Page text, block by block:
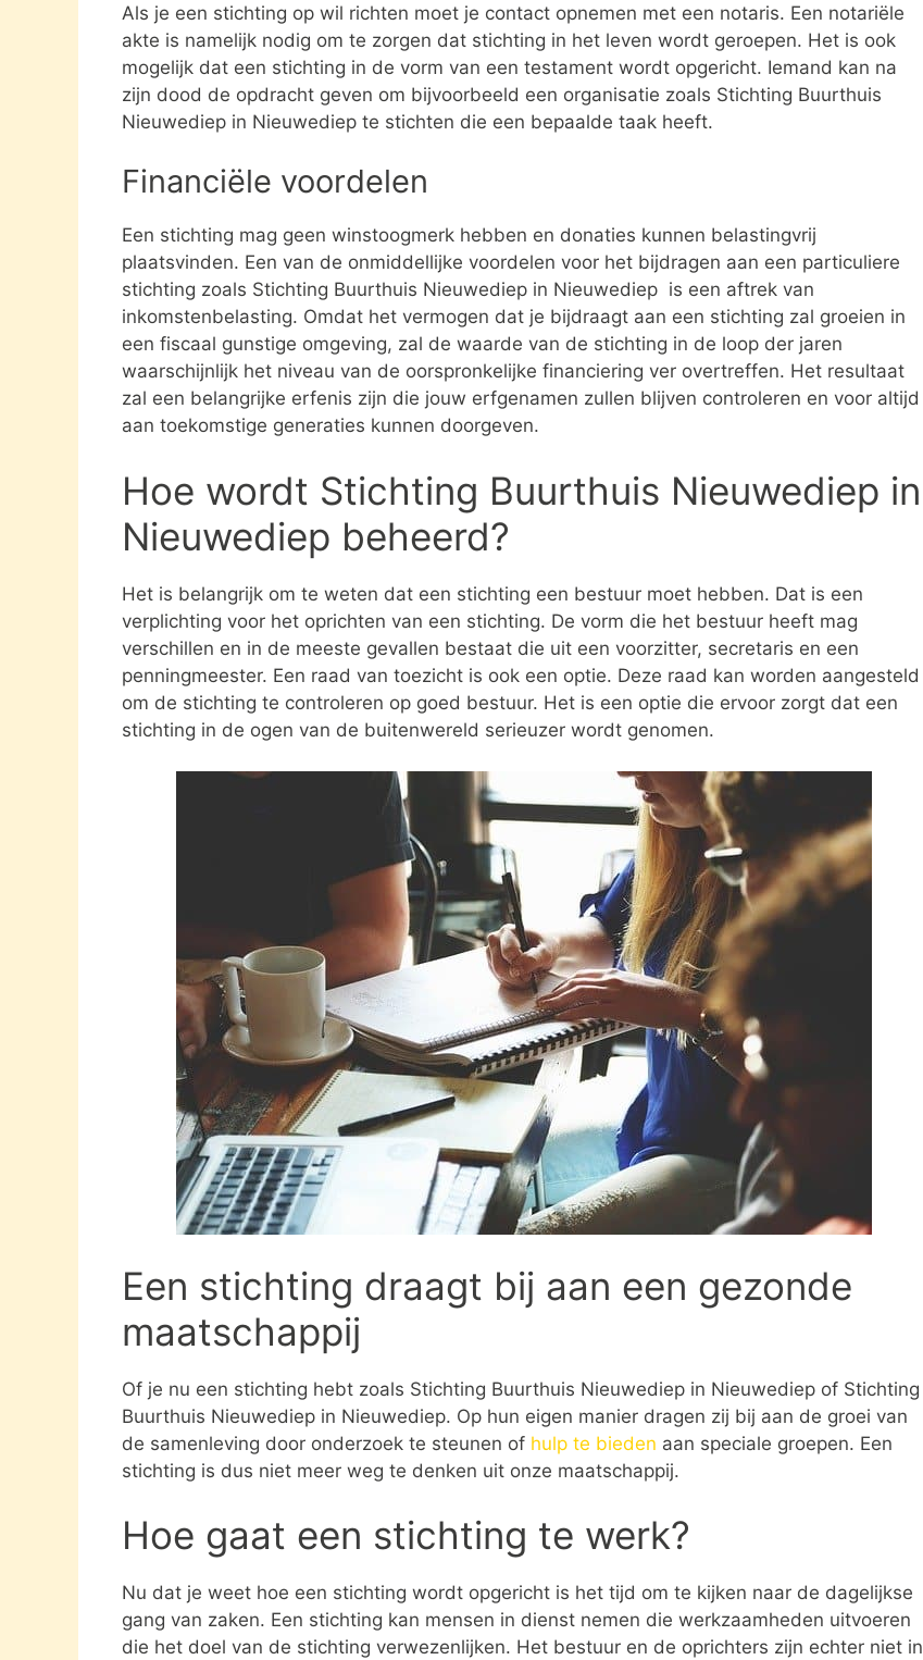
Als je een stichting op wil richten moet je contact opnemen met een notaris. Een notariële
akte is namelijk nodig om te zorgen dat stichting in het leven wordt geroepen. Het is ook
mogelijk dat een stichting in de vorm van een testament wordt opgericht. Iemand kan na
zijn dood de opdracht geven om bijvoorbeeld een organisatie zoals Stichting Buurthuis
Nieuwediep in Nieuwediep te stichten die een bepaalde taak heeft.
Financiële voordelen
Een stichting mag geen winstoogmerk hebben en donaties kunnen belastingvrij
plaatsvinden. Een van de onmiddellijke voordelen voor het bijdragen aan een particuliere
stichting zoals Stichting Buurthuis Nieuwediep in Nieuwediep is een aftrek van
inkomstenbelasting. Omdat het vermogen dat je bijdraagt aan een stichting zal groeien in
een fiscaal gunstige omgeving, zal de waarde van de stichting in de loop der jaren
waarschijnlijk het niveau van de oorspronkelijke financiering ver overtreffen. Het resultaat
zal een belangrijke erfenis zijn die jouw erfgenamen zullen blijven controleren en voor altijd
aan toekomstige generaties kunnen doorgeven.
Hoe wordt Stichting Buurthuis Nieuwediep in
Nieuwediep beheerd?
Het is belangrijk om te weten dat een stichting een bestuur moet hebben. Dat is een
verplichting voor het oprichten van een stichting. De vorm die het bestuur heeft mag
verschillen en in de meeste gevallen bestaat die uit een voorzitter, secretaris en een
penningmeester. Een raad van toezicht is ook een optie. Deze raad kan worden aangesteld
om de stichting te controleren op goed bestuur. Het is een optie die ervoor zorgt dat een
stichting in de ogen van de buitenwereld serieuzer wordt genomen.
Een stichting draagt bij aan een gezonde
maatschappij
Of je nu een stichting hebt zoals Stichting Buurthuis Nieuwediep in Nieuwediep of Stichting
Buurthuis Nieuwediep in Nieuwediep. Op hun eigen manier dragen zij bij aan de groei van
de samenleving door onderzoek te steunen of hulp te bieden aan speciale groepen. Een
stichting is dus niet meer weg te denken uit onze maatschappij.
Hoe gaat een stichting te werk?
Nu dat je weet hoe een stichting wordt opgericht is het tijd om te kijken naar de dagelijkse
gang van zaken. Een stichting kan mensen in dienst nemen die werkzaamheden uitvoeren
die het doel van de stichting verwezenlijken. Het bestuur en de oprichters zijn echter niet in